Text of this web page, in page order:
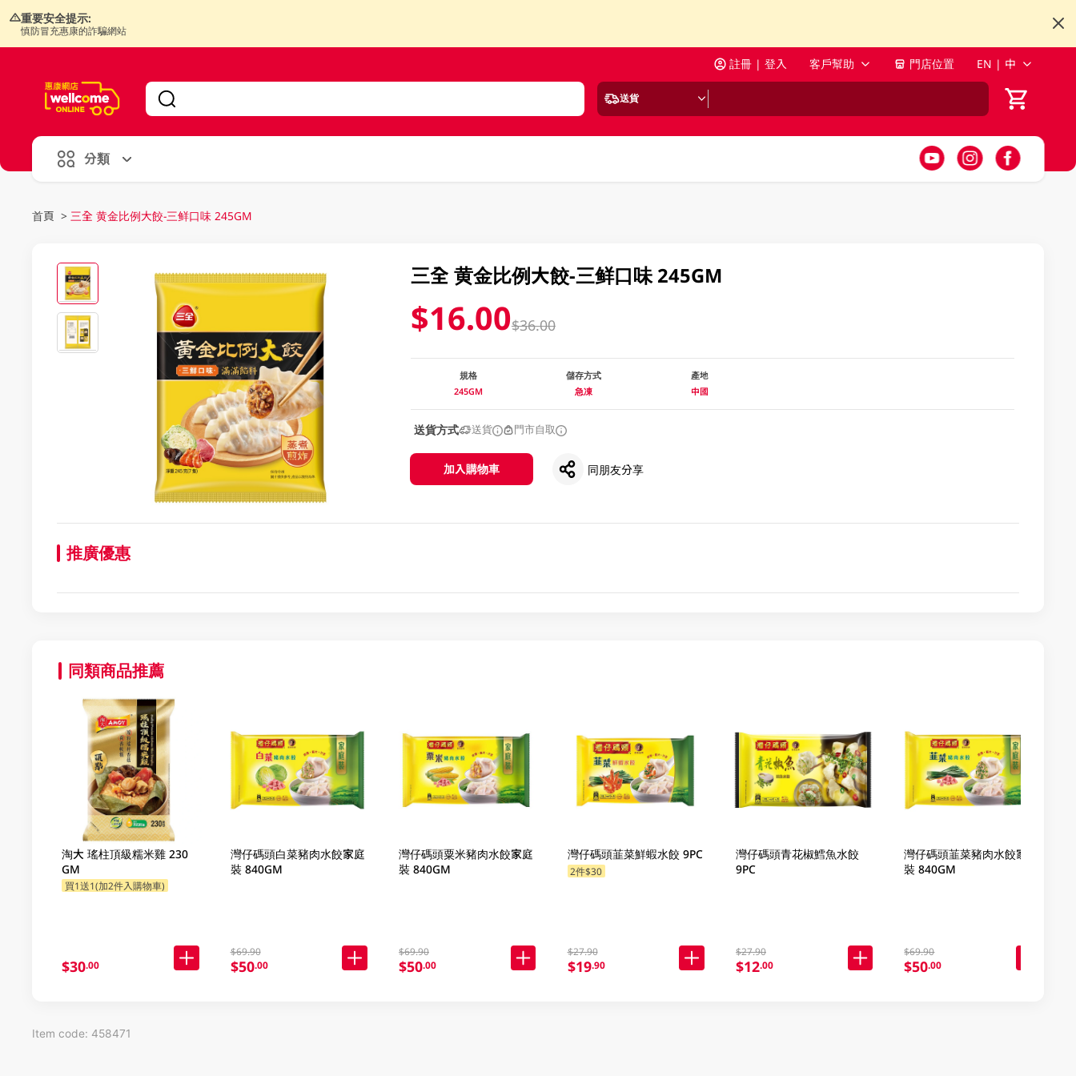
重要安全提示:
慎防冒充惠康的詐騙網站
註冊 | 登入 客戶幫助 門店位置 EN | 中
送貨
分類
首頁 > 三全 黄金比例大餃-三鲜口味 245GM
三全 黄金比例大餃-三鲜口味 245GM
$16.00$36.00
規格
245GM
儲存方式
急凍
產地
中國
送貨方式 送貨 門市自取
加入購物車 同朋友分享
推廣優惠
同類商品推薦
淘大 瑤柱頂級糯米雞 230
GM
買1送1(加2件入購物車)
$30.00
灣仔碼頭白菜豬肉水餃家庭
裝 840GM
$69.90
$50.00
灣仔碼頭粟米豬肉水餃家庭
裝 840GM
$69.90
$50.00
灣仔碼頭韮菜鮮蝦水餃 9PC
2件$30
$27.90
$19.90
灣仔碼頭青花椒鱈魚水餃
9PC
$27.90
$12.00
灣仔碼頭韮菜豬肉水餃家庭
裝 840GM
$69.90
$50.00
Item code: 458471